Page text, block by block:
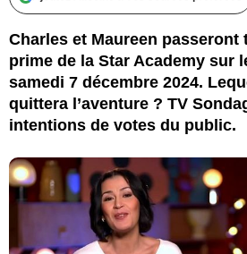
Charles et Maureen passeront
prime de la Star Academy sur
samedi 7 décembre 2024.
quittera l’aventure ? TV
intentions de votes du public.